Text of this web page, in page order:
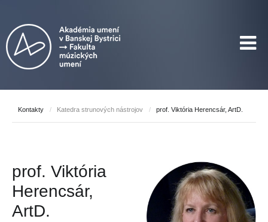
Kontakty / Katedra strunových nástrojov / prof. Viktória Herencsár, ArtD.
prof. Viktória
Herencsár,
ArtD.